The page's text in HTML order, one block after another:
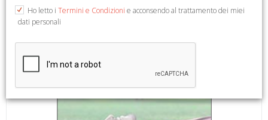
Ho letto i Termini e Condizioni e acconsendo al trattamento dei miei
dati personali